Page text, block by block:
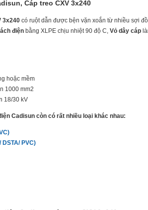
Cáp treo CXV 3x240
3x240 có ruột dẫn được bện vặn xoắn từ nhiều sợi
điện bằng XLPE chịu nhiệt 90 độ C, Vỏ dây cáp
hoặc mềm
1000 mm2
18/30 kV
Cadisun còn có rất nhiều loại khác nhau:
DSTA/ PVC)